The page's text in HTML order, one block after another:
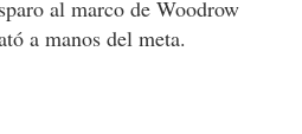
al marco de Woodrow
a manos del meta.